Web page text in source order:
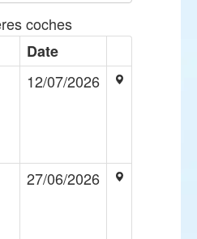
coches
Date
12/07/2026
27/06/2026